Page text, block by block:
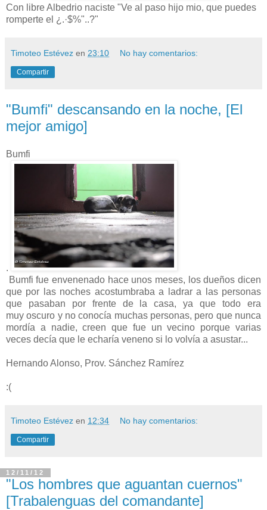
Con libre Albedrio naciste "Ve al paso hijo mio, que puedes
romperte el ¿.·$%"..?"
Timoteo Estévez en 23:10 No hay comentarios:
Compartir
"Bumfi" descansando en la noche, [El
mejor amigo]
Bumfi
.
Bumfi fue envenenado hace unos meses, los dueños dicen
que por las noches acostumbraba a ladrar a las personas
que pasaban por frente de la casa, ya que todo era
muy oscuro y no conocía muchas personas, pero que nunca
mordía a nadie, creen que fue un vecino porque varias
veces decía que le echaría veneno si lo volvía a asustar...
Hernando Alonso, Prov. Sánchez Ramírez
:(
Timoteo Estévez en 12:34 No hay comentarios:
Compartir
12/11/12
"Los hombres que aguantan cuernos"
[Trabalenguas del comandante]